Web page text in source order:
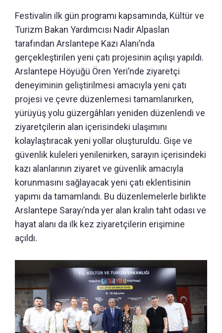
Festivalin ilk gün programı kapsamında, Kültür ve
Turizm Bakan Yardımcısı Nadir Alpaslan
tarafından Arslantepe Kazı Alanı’nda
gerçekleştirilen yeni çatı projesinin açılışı yapıldı.
Arslantepe Höyüğü Ören Yeri’nde ziyaretçi
deneyiminin geliştirilmesi amacıyla yeni çatı
projesi ve çevre düzenlemesi tamamlanırken,
yürüyüş yolu güzergâhları yeniden düzenlendi ve
ziyaretçilerin alan içerisindeki ulaşımını
kolaylaştıracak yeni yollar oluşturuldu. Gişe ve
güvenlik kuleleri yenilenirken, sarayın içerisindeki
kazı alanlarının ziyaret ve güvenlik amacıyla
korunmasını sağlayacak yeni çatı eklentisinin
yapımı da tamamlandı. Bu düzenlemelerle birlikte
Arslantepe Sarayı’nda yer alan kralın taht odası ve
hayat alanı da ilk kez ziyaretçilerin erişimine
açıldı.